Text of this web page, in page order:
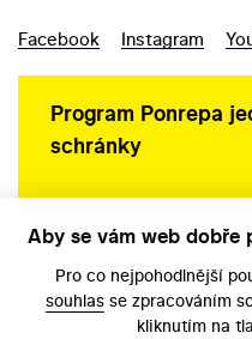
Facebook Instagram
Program Ponrepa
schránky
Aby se vám web dobře
Pro co nejpohodlnější
souhlas se zpracováním
kliknutím na